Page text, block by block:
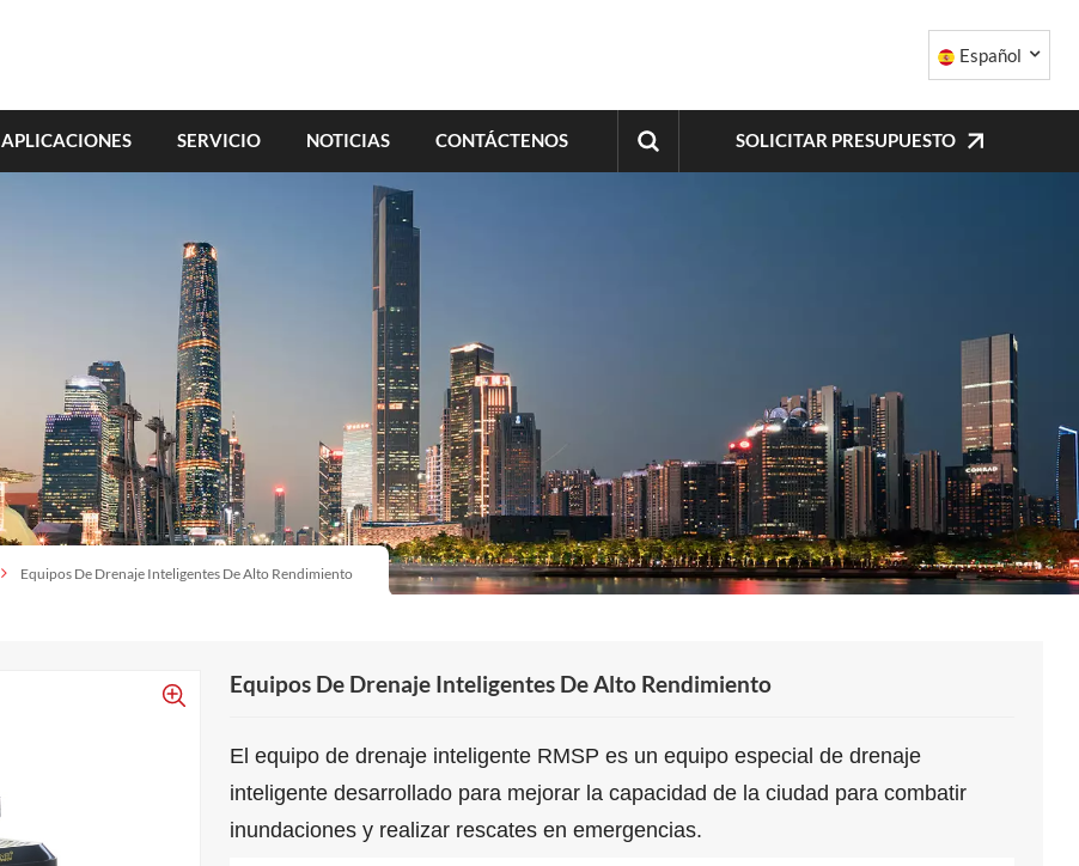
Español
English
APLICACIONES SERVICIO NOTICIAS CONTÁCTENOS SOLICITAR PRESUPUESTO
Equipos De Drenaje Inteligentes De Alto Rendimiento
Equipos De Drenaje Inteligentes De Alto Rendimiento
El equipo de drenaje inteligente RMSP es un equipo especial de drenaje
inteligente desarrollado para mejorar la capacidad de la ciudad para combatir
inundaciones y realizar rescates en emergencias.